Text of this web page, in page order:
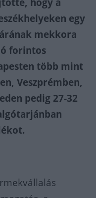
egy
mekkora
forintos
több mint
Veszprémben,
pedig 27-32